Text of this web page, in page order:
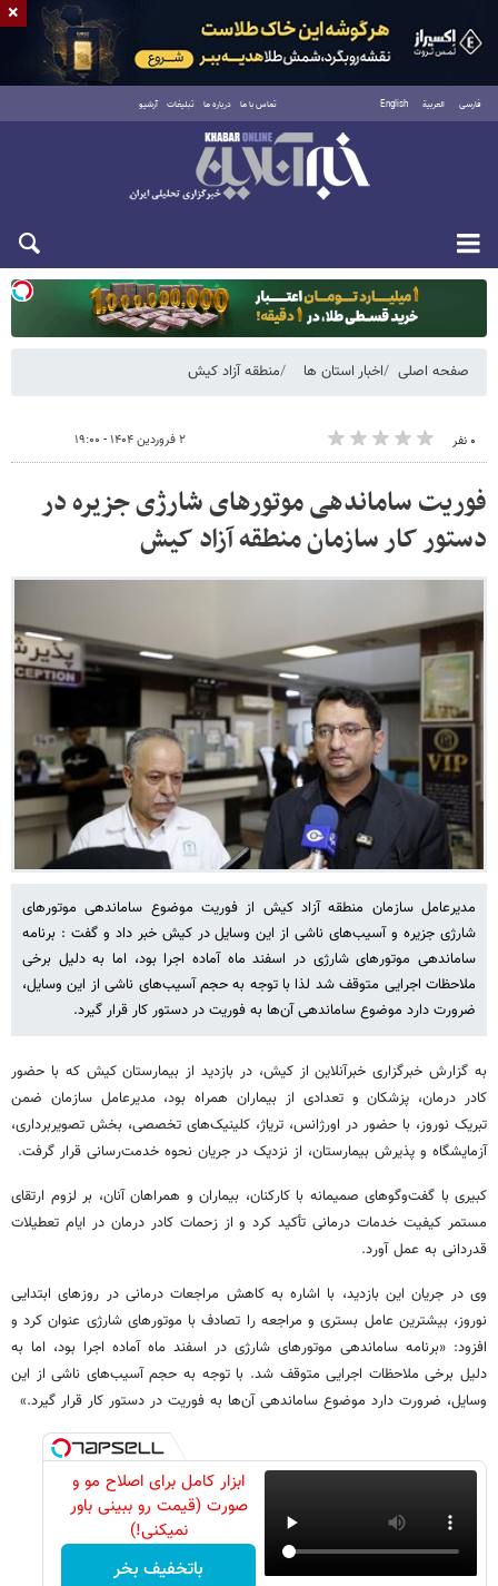
فارسی العربية English تماس با ما درباره ما تبلیغات آرشیو
یکشنبه ۱۸ مرداد ۱۴۰۵
صفحه اصلی اخبار استان ها منطقه آزاد کیش
۰ نفر ۲ فروردین ۱۴۰۴ - ۱۹:۰۰
فوریت ساماندهی موتورهای شارژی جزیره در
دستور کار سازمان منطقه آزاد کیش
مدیرعامل سازمان منطقه آزاد کیش از فوریت موضوع ساماندهی موتورهای
شارژی جزیره و آسیب‌های ناشی از این وسایل در کیش خبر داد و گفت : برنامه
ساماندهی موتورهای شارژی در اسفند ماه آماده اجرا بود، اما به دلیل برخی
ملاحظات اجرایی متوقف شد لذا با توجه به حجم آسیب‌های ناشی از این وسایل،
ضرورت دارد موضوع ساماندهی آن‌ها به فوریت در دستور کار قرار گیرد.
به گزارش خبرگزاری خبرآنلاین از کیش، در بازدید از بیمارستان کیش که با حضور
کادر درمان، پزشکان و تعدادی از بیماران همراه بود، مدیرعامل سازمان ضمن
تبریک نوروز، با حضور در اورژانس، تریاژ، کلینیک‌های تخصصی، بخش تصویربرداری،
آزمایشگاه و پذیرش بیمارستان، از نزدیک در جریان نحوه خدمت‌رسانی قرار گرفت.
کبیری با گفت‌وگوهای صمیمانه با کارکنان، بیماران و همراهان آنان، بر لزوم ارتقای
مستمر کیفیت خدمات درمانی تأکید کرد و از زحمات کادر درمان در ایام تعطیلات
قدردانی به عمل آورد.
وی در جریان این بازدید، با اشاره به کاهش مراجعات درمانی در روزهای ابتدایی
نوروز، بیشترین عامل بستری و مراجعه را تصادف با موتورهای شارژی عنوان کرد و
افزود: «برنامه ساماندهی موتورهای شارژی در اسفند ماه آماده اجرا بود، اما به
دلیل برخی ملاحظات اجرایی متوقف شد. با توجه به حجم آسیب‌های ناشی از این
وسایل، ضرورت دارد موضوع ساماندهی آن‌ها به فوریت در دستور کار قرار گیرد.»
ابزار کامل برای اصلاح مو و
صورت (قیمت رو ببینی باور
نمیکنی!)
باتخفیف بخر
×